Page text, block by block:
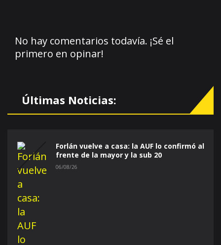
No hay comentarios todavía. ¡Sé el
primero en opinar!
Últimas Noticias:
Forlán vuelve a casa: la AUF lo confirmó al
frente de la mayor y la sub 20
06/08/26